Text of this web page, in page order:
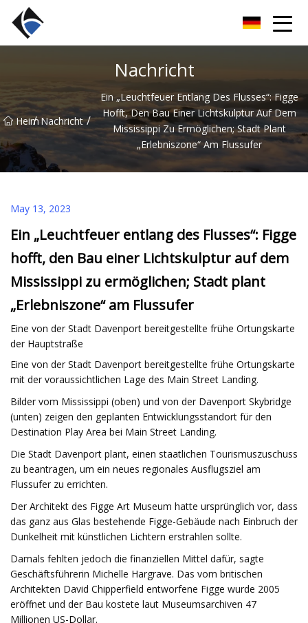
Nachricht
Heim
/ Nachricht /
Ein „Leuchtfeuer Entlang Des Flusses“: Figge
Hofft, Den Bau Einer Lichtskulptur Auf Dem
Mississippi Zu Ermöglichen; Stadt Plant
„Erlebniszone“ Am Flussufer
May 13, 2023
Ein „Leuchtfeuer entlang des Flusses“: Figge
hofft, den Bau einer Lichtskulptur auf dem
Mississippi zu ermöglichen; Stadt plant
„Erlebniszone“ am Flussufer
Eine von der Stadt Davenport bereitgestellte frühe Ortungskarte
der Hauptstraße
Eine von der Stadt Davenport bereitgestellte frühe Ortungskarte
mit der voraussichtlichen Lage des Main Street Landing.
Bilder vom Mississippi (oben) und von der Davenport Skybridge
(unten) zeigen den geplanten Entwicklungsstandort für den
Destination Play Area bei Main Street Landing.
Die Stadt Davenport plant, einen staatlichen Tourismuszuschuss
zu beantragen, um ein neues regionales Ausflugsziel am
Flussufer zu errichten.
Der Architekt des Figge Art Museum hatte ursprünglich vor, dass
das ganz aus Glas bestehende Figge-Gebäude nach Einbruch der
Dunkelheit mit künstlichen Lichtern erstrahlen sollte.
Damals fehlten jedoch die finanziellen Mittel dafür, sagte
Geschäftsführerin Michelle Hargrave. Das vom britischen
Architekten David Chipperfield entworfene Figge wurde 2005
eröffnet und der Bau kostete laut Museumsarchiven 47
Millionen US-Dollar.